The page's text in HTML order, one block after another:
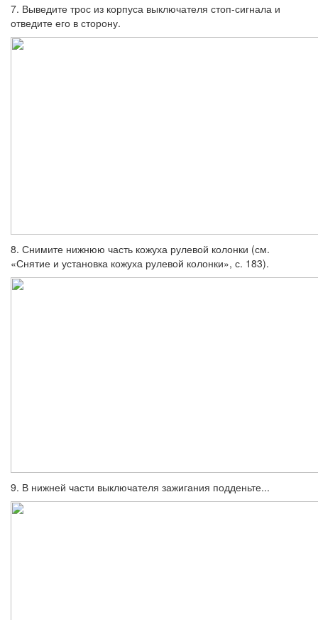
7. Выведите трос из корпуса выключате­ля стоп-сигнала и
отведите его в сторону.
8. Снимите нижнюю часть кожуха руле­вой колонки (см.
«Снятие и установка кожу­ха рулевой колонки», с. 183).
9. В нижней части выключателя зажига­ния подденьте...